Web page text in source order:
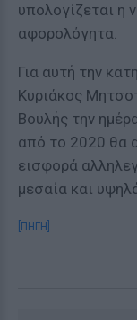
υπολογίζεται η
αφορολόγητα.
Για αυτή την
Κυριάκος
Βουλής την
από το 2020 θα
εισφορά
μεσαία και
[ΠΗΓΗ]